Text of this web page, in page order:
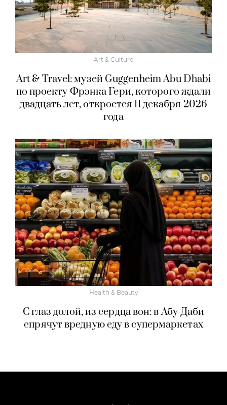
Art & Culture
Art & Travel: музей Guggenheim Abu Dhabi
по проекту Фрэнка Гери, которого ждали
двадцать лет, откроется 11 декабря 2026
года
Health & Beauty
С глаз долой, из сердца вон: в Абу-Даби
спрячут вредную еду в супермаркетах